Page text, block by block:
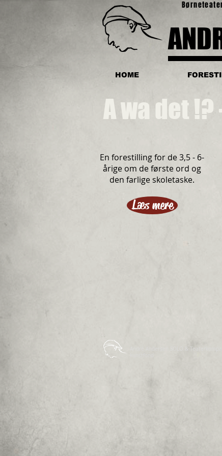
HOME
A wa det !?
En forestilling for de 3,5 - 6-
årige om de første ord og
den farlige skoletaske.
Læs mere
André Andersen SOLO &